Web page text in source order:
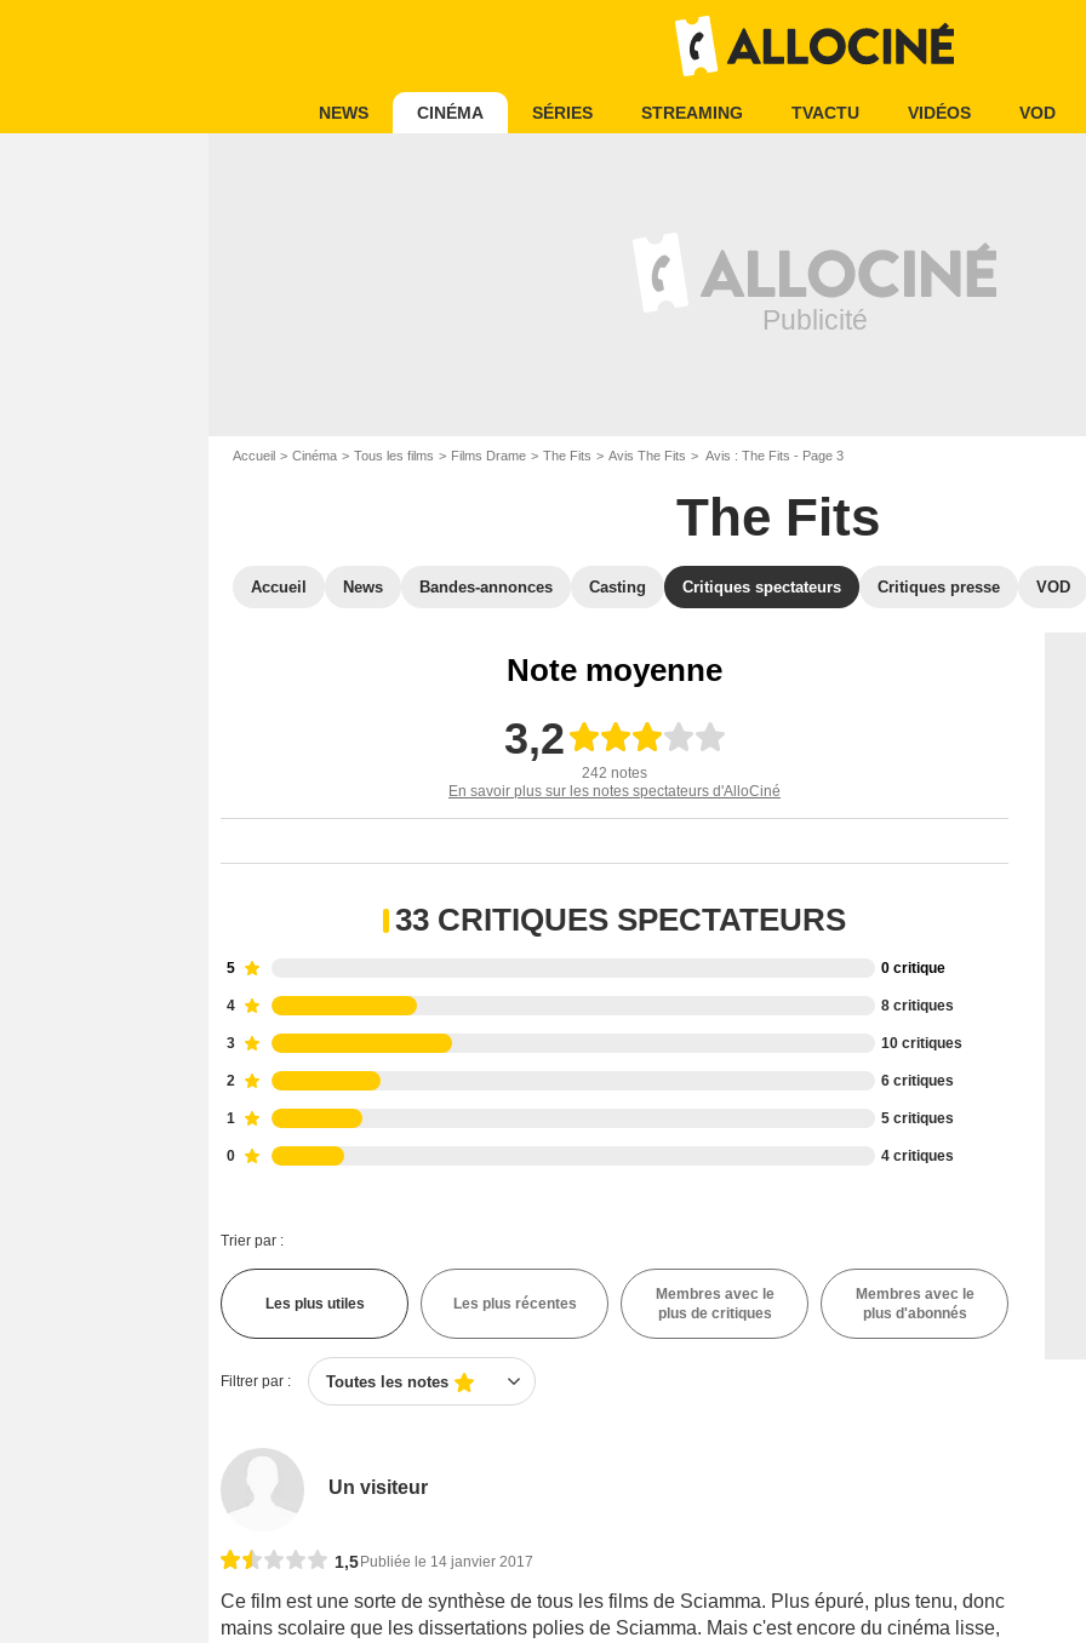
NEWS CINÉMA SÉRIES STREAMING TVACTU VIDÉOS VOD
Accueil Cinéma Tous les films Films Drame The Fits Avis The Fits Avis : The Fits - Page 3
The Fits
Accueil News Bandes-annonces Casting Critiques spectateurs Critiques presse VOD
Note moyenne
3,2
242 notes
En savoir plus sur les notes spectateurs d'AlloCiné
33 CRITIQUES SPECTATEURS
5 0 critique
4 8 critiques
3 10 critiques
2 6 critiques
1 5 critiques
0 4 critiques
Trier par :
Les plus utiles Les plus récentes
Membres avec le
plus de critiques
Membres avec le
plus d'abonnés
Filtrer par : Toutes les notes
Un visiteur
1,5 Publiée le 14 janvier 2017
Ce film est une sorte de synthèse de tous les films de Sciamma. Plus épuré, plus tenu, donc
mains scolaire que les dissertations polies de Sciamma. Mais c'est encore du cinéma lisse,